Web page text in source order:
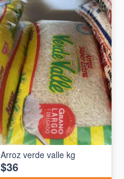
Arroz verde valle kg
$36